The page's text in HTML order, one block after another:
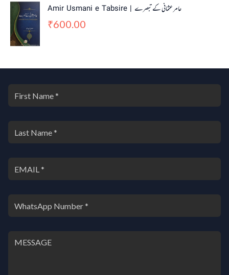
Amir Usmani e Tabsire | عامر عثمانی کے تبصرے
₹600.00